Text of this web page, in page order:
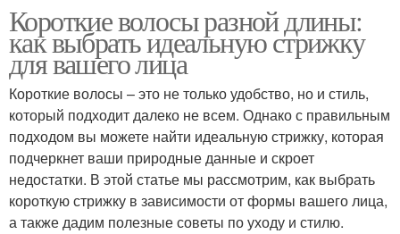
Короткие волосы разной длины:
как выбрать идеальную стрижку
для вашего лица
Короткие волосы – это не только удобство, но и стиль,
который подходит далеко не всем. Однако с правильным
подходом вы можете найти идеальную стрижку, которая
подчеркнет ваши природные данные и скроет
недостатки. В этой статье мы рассмотрим, как выбрать
короткую стрижку в зависимости от формы вашего лица,
а также дадим полезные советы по уходу и стилю.